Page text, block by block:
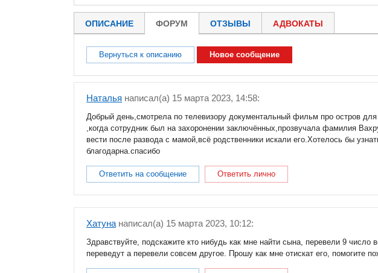
ОПИСАНИЕ ФОРУМ ОТЗЫВЫ АДВОКАТЫ
Вернуться к описанию Новое сообщение
Наталья написал(a) 15 марта 2023, 14:58:
Добрый день,смотрела по телевизору документальный фильм про остров
,когда сотрудник был на захоронении заключённых,прозвучала фамилия
вести после развода с мамой,всё родственники искали его.Хотелось бы
благодарна.спасибо
Ответить на сообщение Ответить лично
Хатуна написал(a) 15 марта 2023, 10:12:
Здравствуйте, подскажите кто нибудь как мне найти сына, перевели 9
переведут а перевели совсем другое. Прошу как мне отискат его, помогите